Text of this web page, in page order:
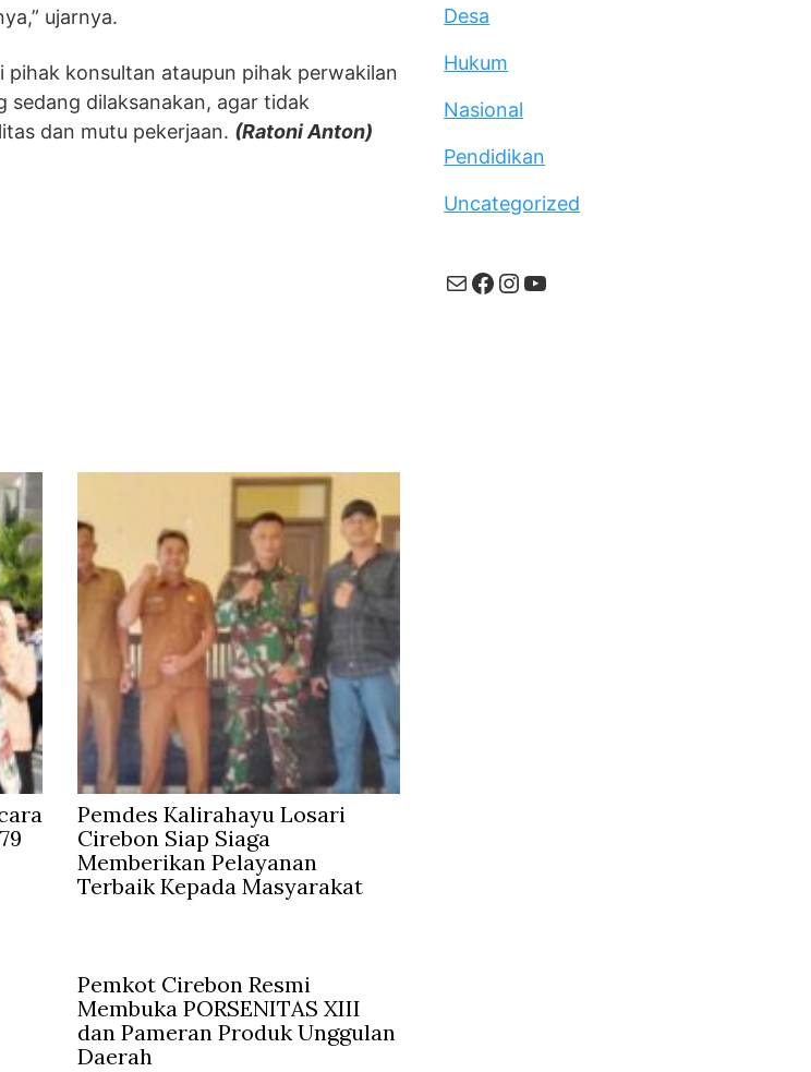
ujarnya.
konsultan ataupun pihak perwakilan
sedang dilaksanakan, agar tidak
dan mutu pekerjaan. (Ratoni Anton)
Pemdes Kalirahayu Losari
Cirebon Siap Siaga
Memberikan Pelayanan
Terbaik Kepada Masyarakat
Pemkot Cirebon Resmi
Membuka PORSENITAS XIII
dan Pameran Produk Unggulan
Daerah
Desa
Hukum
Nasional
Pendidikan
Uncategorized
MailFacebook
Instagram
YouTube